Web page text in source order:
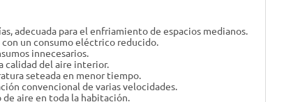
adecuada para el enfriamiento de espacios medianos.
un consumo eléctrico reducido.
innecesarios.
calidad del aire interior.
seteada en menor tiempo.
convencional de varias velocidades.
aire en toda la habitación.